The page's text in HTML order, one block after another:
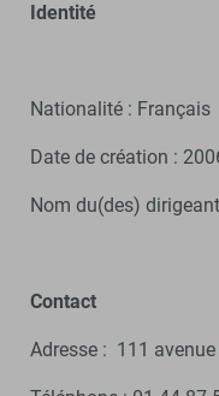
Identité
Nationalité : Français
Date de création :
Nom du(des)
Contact
Adresse : 111